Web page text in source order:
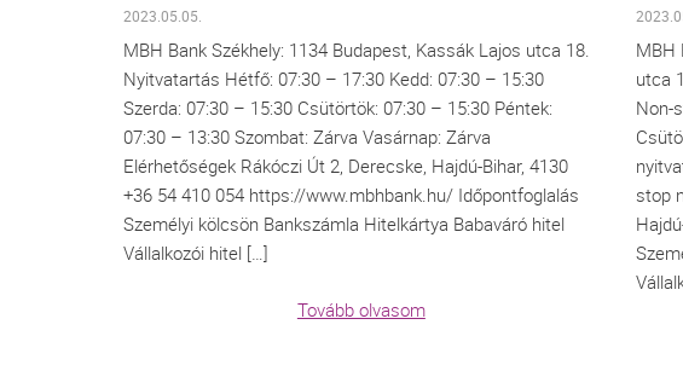
2023.05.05.
MBH Bank Székhely: 1134 Budapest, Kassák Lajos utca 18.
Nyitvatartás Hétfő: 07:30 – 17:30 Kedd: 07:30 – 15:30
Szerda: 07:30 – 15:30 Csütörtök: 07:30 – 15:30 Péntek:
07:30 – 13:30 Szombat: Zárva Vasárnap: Zárva
Elérhetőségek Rákóczi Út 2, Derecske, Hajdú-Bihar, 4130
+36 54 410 054 https://www.mbhbank.hu/ Időpontfoglalás
Személyi kölcsön Bankszámla Hitelkártya Babaváró hitel
Vállalkozói hitel […]
Tovább olvasom
MBH
utca
Non-
stop